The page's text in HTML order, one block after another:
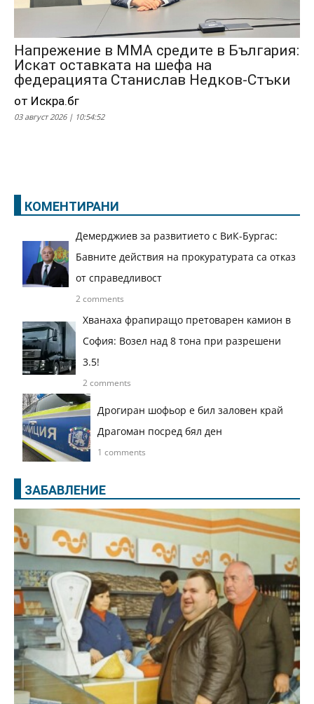
Напрежение в ММА средите в България:
Искат оставката на шефа на
федерацията Станислав Недков-Стъки
от Искра.бг
03 август 2026 | 10:54:52
КОМЕНТИРАНИ
Демерджиев за развитието с ВиК-Бургас:
Бавните действия на прокуратурата са отказ
от справедливост
2 comments
Хванаха фрапиращо претоварен камион в
София: Возел над 8 тона при разрешени
3.5!
2 comments
Дрогиран шофьор е бил заловен край
Драгоман посред бял ден
1 comments
ЗАБАВЛЕНИЕ